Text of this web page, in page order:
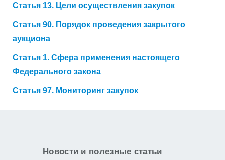
Статья 13. Цели осуществления закупок
Статья 90. Порядок проведения закрытого
аукциона
Статья 1. Сфера применения настоящего
Федерального закона
Статья 97. Мониторинг закупок
Новости и полезные статьи